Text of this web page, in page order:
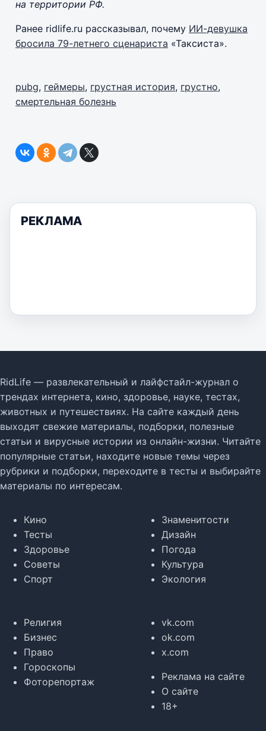
на территории РФ.
Ранее ridlife.ru рассказывал, почему ИИ-девушка
бросила 79-летнего сценариста «Таксиста».
pubg, геймеры, грустная история, грустно,
смертельная болезнь
РЕКЛАМА
RidLife — развлекательный и лайфстайл-журнал о
трендах интернета, кино, здоровье, науке, тестах,
животных и путешествиях. На сайте каждый день
выходят свежие материалы, подборки, полезные
статьи и вирусные истории из онлайн-жизни. Читайте
популярные статьи, находите новые темы через
рубрики и подборки, переходите в тесты и выбирайте
материалы по интересам.
Кино
Тесты
Здоровье
Советы
Спорт
Знаменитости
Дизайн
Погода
Культура
Экология
Религия
Бизнес
Право
Гороскопы
Фоторепортаж
vk.com
ok.com
x.com
Реклама на сайте
О сайте
18+